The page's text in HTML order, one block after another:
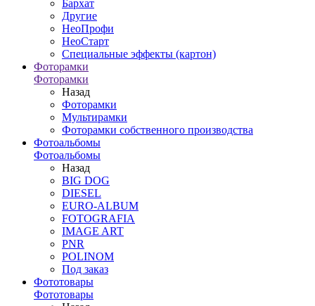
Бархат
Другие
НеоПрофи
НеоСтарт
Специальные эффекты (картон)
Фоторамки
Фоторамки
Назад
Фоторамки
Мультирамки
Фоторамки собственного производства
Фотоальбомы
Фотоальбомы
Назад
BIG DOG
DIESEL
EURO-ALBUM
FOTOGRAFIA
IMAGE ART
PNR
POLINOM
Под заказ
Фототовары
Фототовары